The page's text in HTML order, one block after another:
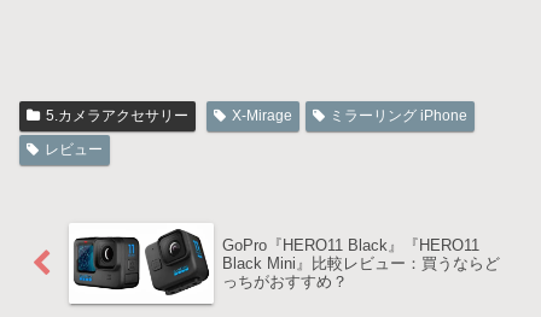
5.カメラアクセサリー X-Mirage
ミラーリング iPhone
レビュー
GoPro『HERO11 Black』『HERO11
Black Mini』比較レビュー：買うならど
っちがおすすめ？